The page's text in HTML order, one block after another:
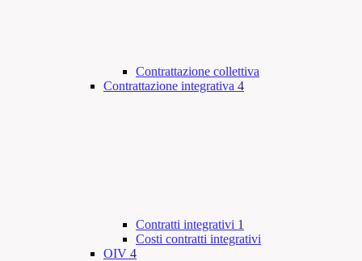
Contrattazione collettiva
Contrattazione integrativa 4
Contratti integrativi 1
Costi contratti integrativi
OIV 4